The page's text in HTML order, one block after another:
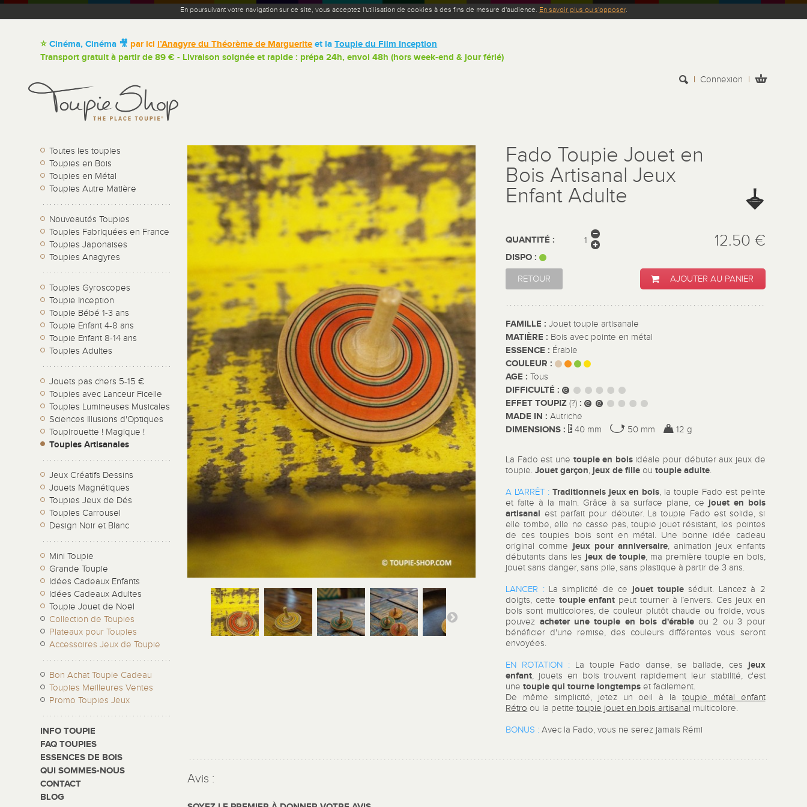
En poursuivant votre navigation sur ce site, vous acceptez l'utilisation de cookies à des fins de mesure d'audience. En savoir plus ou s'opposer.
⭐Cinéma, Cinéma 🎥 par ici l’Anagyre du Théorème de Marguerite et laToupie du Film Inception
Transport gratuit à partir de 89 € - Livraison soignée et rapide : prépa 24h, envoi 48h (hors week-end & jour férié)
Connexion
Toutes les toupies
Toupies en Bois
Toupies en Métal
Toupies Autre Matière
Nouveautés Toupies
Toupies Fabriquées en France
Toupies Japonaises
Toupies Anagyres
Toupies Gyroscopes
Toupie Inception
Toupie Bébé 1-3 ans
Toupie Enfant 4-8 ans
Toupie Enfant 8-14 ans
Toupies Adultes
Jouets pas chers 5-15 €
Toupies avec Lanceur Ficelle
Toupies Lumineuses Musicales
Sciences Illusions d'Optiques
Toupirouette ! Magique !
Toupies Artisanales
Jeux Créatifs Dessins
Jouets Magnétiques
Toupies Jeux de Dés
Toupies Carrousel
Design Noir et Blanc
Mini Toupie
Grande Toupie
Idées Cadeaux Enfants
Idées Cadeaux Adultes
Toupie Jouet de Noël
Collection de Toupies
Plateaux pour Toupies
Accessoires Jeux de Toupie
Bon Achat Toupie Cadeau
Toupies Meilleures Ventes
Promo Toupies Jeux
INFO TOUPIE
FAQ TOUPIES
ESSENCES DE BOIS
QUI SOMMES-NOUS
CONTACT
BLOG
Fado Toupie Jouet en
Bois Artisanal Jeux
Enfant Adulte
QUANTITÉ :
DISPO :
12.50 €
RETOUR AJOUTER AU PANIER
FAMILLE :Jouet toupie artisanale
MATIÈRE : Bois avec pointe en métal
ESSENCE : Érable
COULEUR :
AGE :Tous
DIFFICULTÉ :
EFFET TOUPIZ(?) :
MADE IN :Autriche
DIMENSIONS : 40 mm 50 mm 12 g
La Fado est une toupie en boisidéale pour débuter aux jeux de
toupie.Jouet garçon, jeux de fille outoupie adulte.
A L'ARRÊT : Traditionnels jeux en bois, la toupie Fado est peinte
et faite à la main. Grâce à sa surface plane, ce jouet en bois
artisanal est parfait pour débuter. La toupie Fado est solide, si
elle tombe, elle ne casse pas, toupie jouet résistant, les pointes
de ces toupies bois sont en métal. Une bonne idée cadeau
original comme jeux pour anniversaire, animation jeux enfants
débutants dans les jeux de toupie, ma première toupie en bois,
jouet sans danger, sans pile, sans plastique à partir de 3 ans.
LANCER :La simplicité de ce jouet toupieséduit. Lancez à 2
doigts, cette toupie enfant peut tourner à l’envers. Ces jeux en
bois sont multicolores, de couleur plutôt chaude ou froide, vous
pouvez acheter une toupie en bois d'érableou 2 ou 3 pour
bénéficier d'une remise, des couleurs différentes vous seront
envoyées.
EN ROTATION :La toupie Fado danse, se ballade, ces jeux
enfant, jouets en bois trouvent rapidement leur stabilité, c'est
unetoupie qui tourne longtemps et facilement.
De même simplicité, jetez un oeil à la toupie métal enfant
Rétro ou la petitetoupie jouet en bois artisanal multicolore.
BONUS : Avec la Fado, vous ne serez jamais Rémi
Avis :